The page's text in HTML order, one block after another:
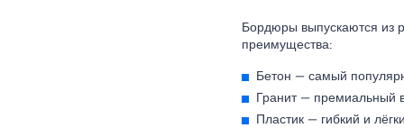
Бордюры выпускаются из
преимущества:
Бетон — самый
Гранит— премиальный
Пластик — гибкий и